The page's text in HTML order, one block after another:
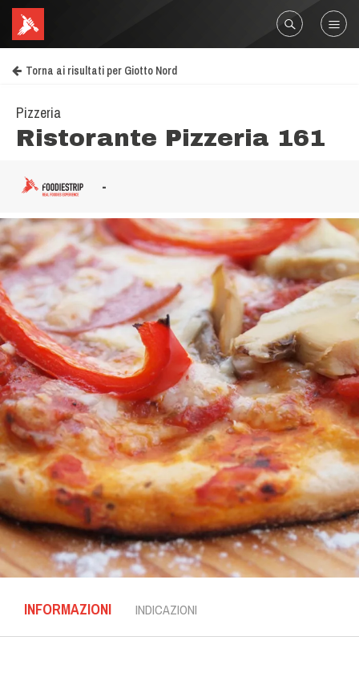
Torna ai risultati per Giotto Nord
Pizzeria
Ristorante Pizzeria 161
-
INFORMAZIONI INDICAZIONI